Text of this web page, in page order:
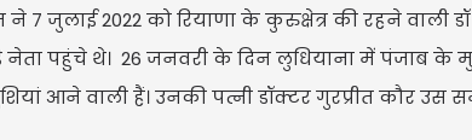
7 जुलाई 2022 को रियाणा के कुरुक्षेत्र की रहने वाली
नेता पहुंचे थे। 26 जनवरी के दिन लुधियाना में पंजाब के
आने वाली हैं। उनकी पत्नी डॉक्टर गुरप्रीत कौर उस